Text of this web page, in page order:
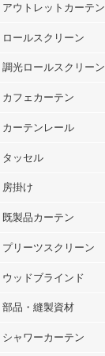
アウトレットカーテン
ロールスクリーン
調光ロールスクリーン
カフェカーテン
カーテンレール
タッセル
房掛け
既製品カーテン
プリーツスクリーン
ウッドブラインド
部品・縫製資材
シャワーカーテン